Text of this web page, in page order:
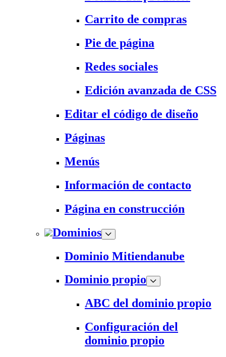
Carrito de compras
Pie de página
Redes sociales
Edición avanzada de CSS
Editar el código de diseño
Páginas
Menús
Información de contacto
Página en construcción
Dominios
Dominio Mitiendanube
Dominio propio
ABC del dominio propio
Configuración del
dominio propio